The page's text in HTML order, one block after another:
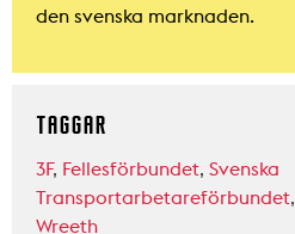
den svenska marknaden.
TAGGAR
3F, Fellesförbundet, Svenska
Transportarbetareförbundet,
Wreeth